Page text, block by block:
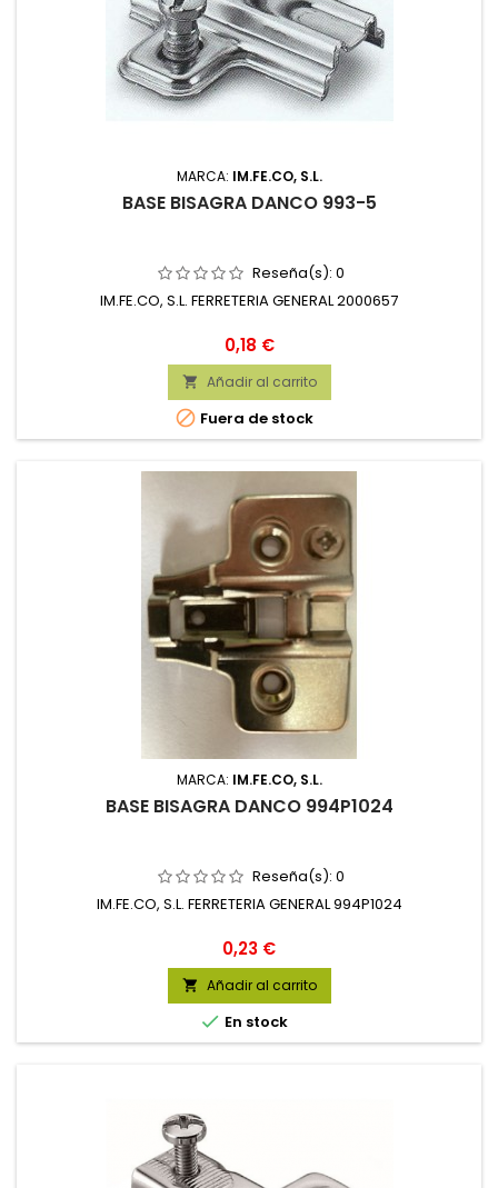
MARCA: IM.FE.CO, S.L.
BASE BISAGRA DANCO 993-5
Reseña(s): 0
IM.FE.CO, S.L. FERRETERIA GENERAL 2000657
Precio
0,18 €
 Añadir al carrito
 Fuera de stock
MARCA: IM.FE.CO, S.L.
BASE BISAGRA DANCO 994P1024
Reseña(s): 0
IM.FE.CO, S.L. FERRETERIA GENERAL 994P1024
Precio
0,23 €
 Añadir al carrito
 En stock